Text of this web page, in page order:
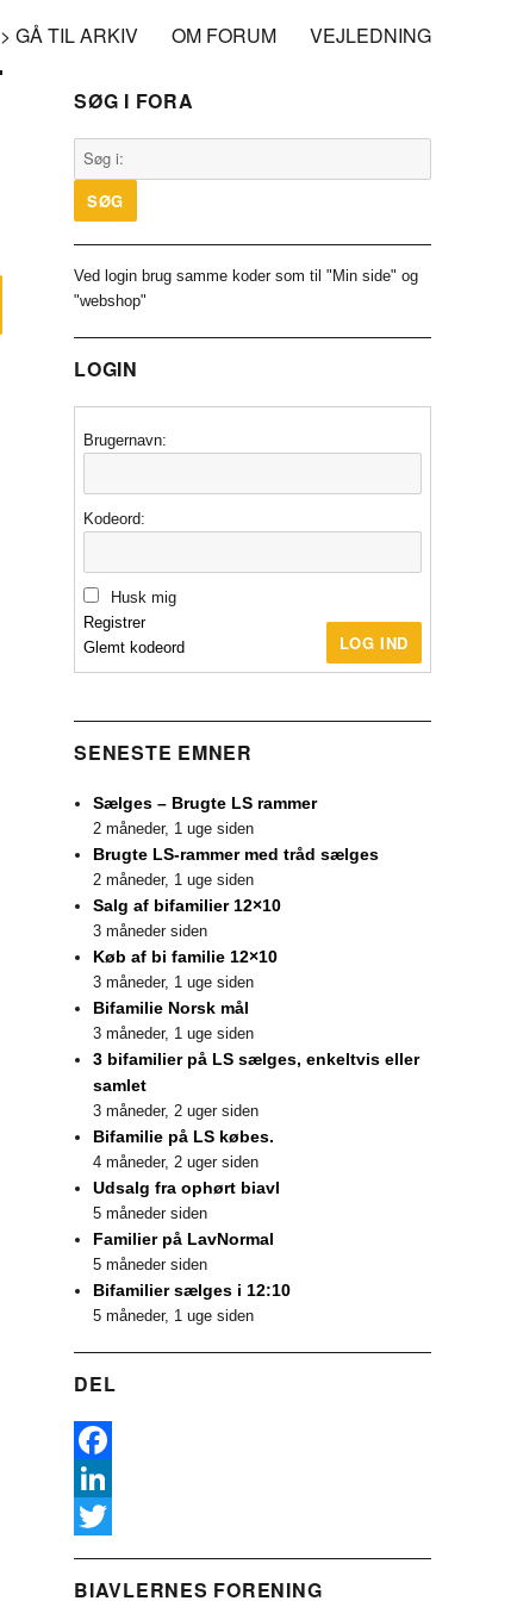
> GÅ TIL ARKIV OM FORUM VEJLEDNING
SØG I FORA
Ved login brug samme koder som til "Min side" og
"webshop"
LOGIN
Brugernavn:
Kodeord:
Husk mig
LOG IND
Registrer
Glemt kodeord
SENESTE EMNER
Sælges – Brugte LS rammer
2 måneder, 1 uge siden
Brugte LS-rammer med tråd sælges
2 måneder, 1 uge siden
Salg af bifamilier 12×10
3 måneder siden
Køb af bi familie 12×10
3 måneder, 1 uge siden
Bifamilie Norsk mål
3 måneder, 1 uge siden
3 bifamilier på LS sælges, enkeltvis eller
samlet
3 måneder, 2 uger siden
Bifamilie på LS købes.
4 måneder, 2 uger siden
Udsalg fra ophørt biavl
5 måneder siden
Familier på LavNormal
5 måneder siden
Bifamilier sælges i 12:10
5 måneder, 1 uge siden
DEL
F
a
e
L
nw
BIAVLERNES FORENING